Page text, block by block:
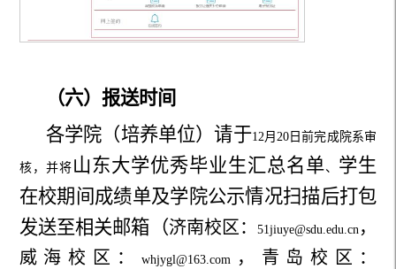
（六）报送时间
各学院（培养单位）请于12月 20 日前完成院系审
核，并将 山东大学优秀毕业生汇总名单、 学生
在校期间成绩单及学院公示情况扫描后打包
发送至相关邮箱（济南校区：51jiuye@sdu.edu.cn ，
威海校区：
whjygl@163.com ，青岛校区：